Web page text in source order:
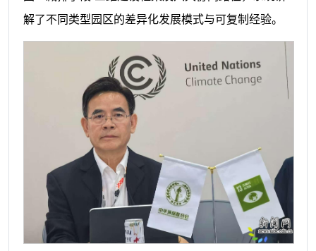
解了不同类型园区的差异化发展模式与可复制经验。